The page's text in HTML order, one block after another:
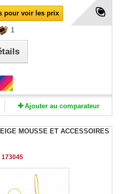
pour voir les prix
1
Ajouter au comparateur
MOUSSE ET ACCESSOIRES
173045